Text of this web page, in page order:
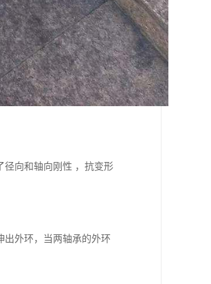
径向和轴向刚性 ，抗变形
出外环，当两轴承的外环